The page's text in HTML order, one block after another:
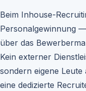
Beim Inhouse-
Personalgewinnung
über das
Kein externer
sondern eigene Leute
eine dedizierte